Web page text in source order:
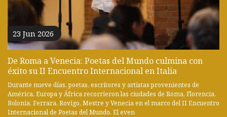
23 Jun 2026
De Roma a Venecia: Poetas del Mundo culmina con
éxito su II Encuentro Internacional en Italia
Durante nueve días, poetas, escritores y artistas provenientes de
América, Europa y África recorrieron las ciudades de Roma, Florencia,
Bolonia, Ferrara, Rovigo, Mestre y Venecia en el marco del II Encuentro
Internacional de Poetas del Mundo. El even